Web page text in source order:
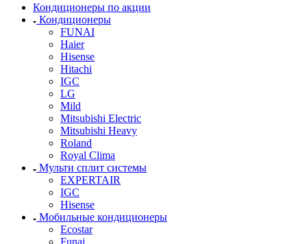
Кондиционеры по акции
Кондиционеры
FUNAI
Haier
Hisense
Hitachi
IGC
LG
Mild
Mitsubishi Electric
Mitsubishi Heavy
Roland
Royal Clima
Мульти сплит системы
EXPERTAIR
IGC
Hisense
Мобильные кондиционеры
Ecostar
Funai